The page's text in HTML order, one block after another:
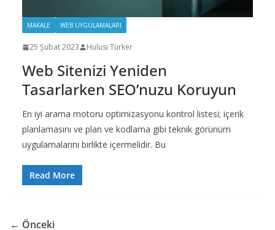
MAKALE WEB UYGULAMALARI
25 Şubat 2023 Hulusi Türker
Web Sitenizi Yeniden
Tasarlarken SEO’nuzu Koruyun
En iyi arama motoru optimizasyonu kontrol listesi; içerik
planlamasını ve plan ve kodlama gibi teknik görünüm
uygulamalarını birlikte içermelidir. Bu
Read More
← Önceki